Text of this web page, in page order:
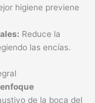
higiene previene
Reduce la
las encías.
enfoque
de la boca del